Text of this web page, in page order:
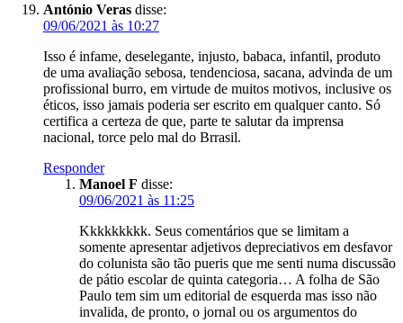
António Veras disse:
09/06/2021 às 10:27
Isso é infame, deselegante, injusto, babaca, infantil, produto
de uma avaliação sebosa, tendenciosa, sacana, advinda de um
profissional burro, em virtude de muitos motivos, inclusive os
éticos, isso jamais poderia ser escrito em qualquer canto. Só
certifica a certeza de que, parte te salutar da imprensa
nacional, torce pelo mal do Brrasil.
Responder
Manoel F disse:
09/06/2021 às 11:25
Kkkkkkkkk. Seus comentários que se limitam a
somente apresentar adjetivos depreciativos em desfavor
do colunista são tão pueris que me senti numa discussão
de pátio escolar de quinta categoria… A folha de São
Paulo tem sim um editorial de esquerda mas isso não
invalida, de pronto, o jornal ou os argumentos do